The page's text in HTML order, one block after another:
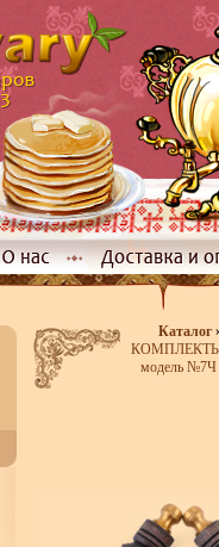
Каталог
КОМПЛЕКТЫ
модель №7Ч